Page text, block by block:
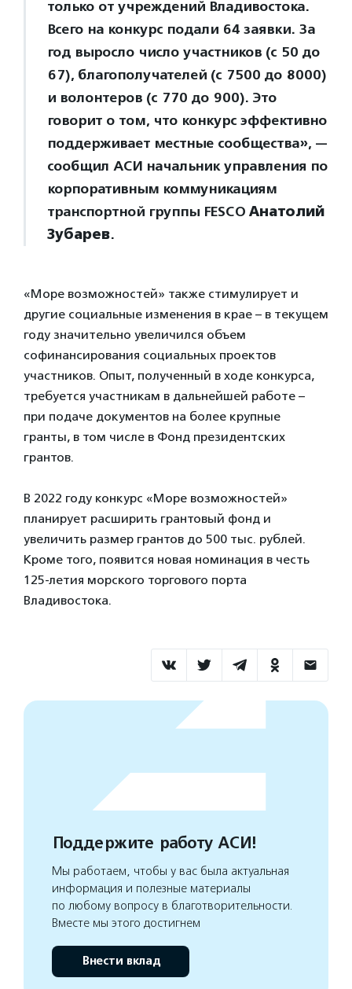
только от учреждений Владивостока.
Всего на конкурс подали 64 заявки. За
год выросло число участников (с 50 до
67), благополучателей (с 7500 до 8000)
и волонтеров (с 770 до 900). Это
говорит о том, что конкурс эффективно
поддерживает местные сообщества», —
сообщил АСИ начальник управления по
корпоративным коммуникациям
транспортной группы FESCO Анатолий
Зубарев.
«Море возможностей» также стимулирует и
другие социальные изменения в крае – в текущем
году значительно увеличился объем
софинансирования социальных проектов
участников. Опыт, полученный в ходе конкурса,
требуется участникам в дальнейшей работе –
при подаче документов на более крупные
гранты, в том числе в Фонд президентских
грантов.
В 2022 году конкурс «Море возможностей»
планирует расширить грантовый фонд и
увеличить размер грантов до 500 тыс. рублей.
Кроме того, появится новая номинация в честь
125-летия морского торгового порта
Владивостока.
Поддержите работу АСИ!
Мы работаем, чтобы у вас была актуальная
информация и полезные материалы
по любому вопросу в благотворительности.
Вместе мы этого достигнем
Внести вклад